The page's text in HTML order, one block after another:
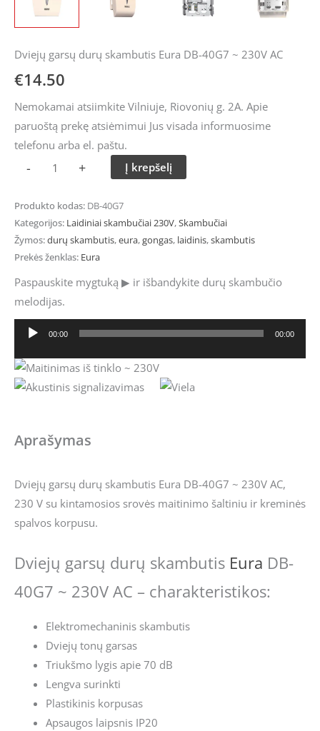
Dviejų garsų durų skambutis Eura DB-40G7 ~ 230V AC
€14.50
Nemokamai atsiimkite Vilniuje, Riovonių g. 2A. Apie
paruoštą prekę atsiėmimui Jus visada informuosime
telefonu arba el. paštu.
- + Į krepšelį
Produkto kodas: DB-40G7
Kategorijos: Laidiniai skambučiai 230V,Skambučiai
Žymos:durų skambutis,eura,gongas, laidinis,skambutis
Prekės ženklas: Eura
Paspauskite mygtuką ▶ ir išbandykite durų skambučio
melodijas.
Audio
grotuvas
00:00 00:00
Aprašymas
Dviejų garsų durų skambutis Eura DB-40G7 ~ 230V AC,
230 V su kintamosios srovės maitinimo šaltiniu ir kreminės
spalvos korpusu.
Dviejų garsų durų skambutis Eura DB-
40G7 ~ 230V AC – charakteristikos:
Elektromechaninis skambutis
Dviejų tonų garsas
Triukšmo lygis apie 70 dB
Lengva surinkti
Plastikinis korpusas
Apsaugos laipsnis IP20